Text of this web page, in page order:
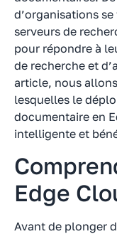
d’organisations
serveurs de
pour répondre à
de recherche et
article, nous
lesquelles le
documentaire en
intelligente et
Edge
Avant de plonger